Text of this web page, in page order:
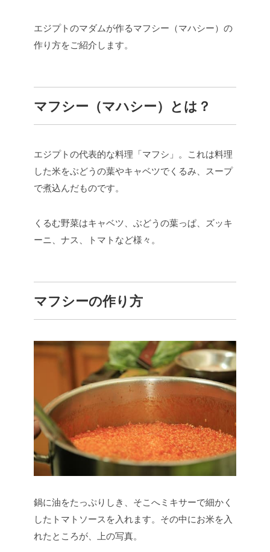
エジプトのマダムが作るマフシー（マハシー）の
作り方をご紹介します。
マフシー（マハシー）とは？
エジプトの代表的な料理「マフシ」。これは料理
した米をぶどうの葉やキャベツでくるみ、スープ
で煮込んだものです。
くるむ野菜はキャベツ、ぶどうの葉っぱ、ズッキ
ーニ、ナス、トマトなど様々。
マフシーの作り方
鍋に油をたっぷりしき、そこへミキサーで細かく
したトマトソースを入れます。その中にお米を入
れたところが、上の写真。